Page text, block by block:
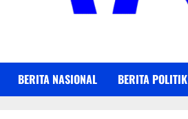
BERITA NASIONAL BERITA POLITIK